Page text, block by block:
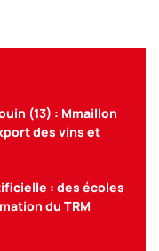
(13) : Mmaillon
des vins et
: des écoles
du TRM